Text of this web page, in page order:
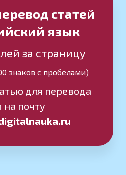
статей
язык
за страницу
знаков с пробелами)
для перевода
на почту